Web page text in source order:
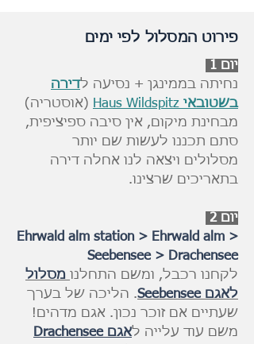
פירוט המסלול לפי ימים
יום 1
נחיתה בממינגן + נסיעה לדירה
בשטובאי Haus Wildspitz (אוסטריה)
מבחינת מיקום, אין סיבה ספיציפית,
סתם תכננו לעשות שם יותר
מסלולים ויצאה לנו אחלה דירה
בתאריכים שרצינו.
יום 2
Ehrwald alm station > Ehrwald alm >
Seebensee > Drachensee
לקחנו רכבל, ומשם התחלנו מסלול
לאגם Seebensee
. הליכה של בערך
שעתיים אם זוכר נכון. אגם מדהים!
משם עוד עלייה לאגם Drachensee